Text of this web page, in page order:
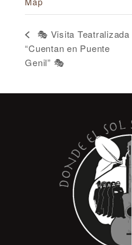
🎭 Visita Teatralizada
“Cuentan en Puente
Genil” 🎭